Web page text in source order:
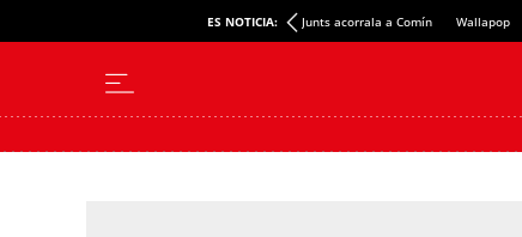
ES NOTICIA: Junts acorrala a Comín Wallapop